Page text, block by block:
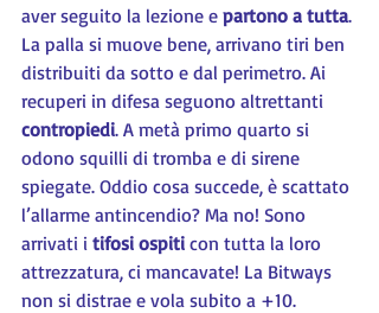
aver seguito la lezione e partono a tutta.
La palla si muove bene, arrivano tiri ben
distribuiti da sotto e dal perimetro. Ai
recuperi in difesa seguono altrettanti
contropiedi. A metà primo quarto si
odono squilli di tromba e di sirene
spiegate. Oddio cosa succede, è scattato
l’allarme antincendio? Ma no! Sono
arrivati i tifosi ospiti con tutta la loro
attrezzatura, ci mancavate! La Bitways
non si distrae e vola subito a +10.